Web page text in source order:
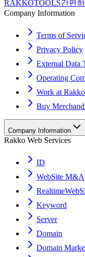
RAKKOTOOLS간편
Company Information
Terms of
Privacy Policy
External Data
Operating
Work at
Buy
Company Information
Rakko Web Services
ID
WebSite M&A
Keyword
Server
Domain
Domain